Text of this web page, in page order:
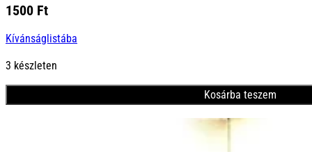
1500 Ft
Kívánságlistába
3 készleten
Kosárba teszem